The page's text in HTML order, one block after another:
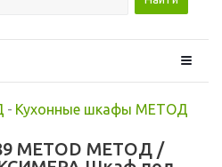
- Кухонные шкафы МЕТОД
METOD МЕТОД /